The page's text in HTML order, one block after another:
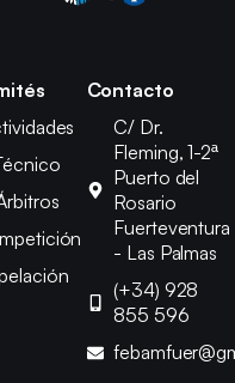
Contacto
C/ Dr.
Fleming, 1-2ª
Puerto del
Rosario
Fuerteventura
- Las Palmas
(+34) 928
855 596